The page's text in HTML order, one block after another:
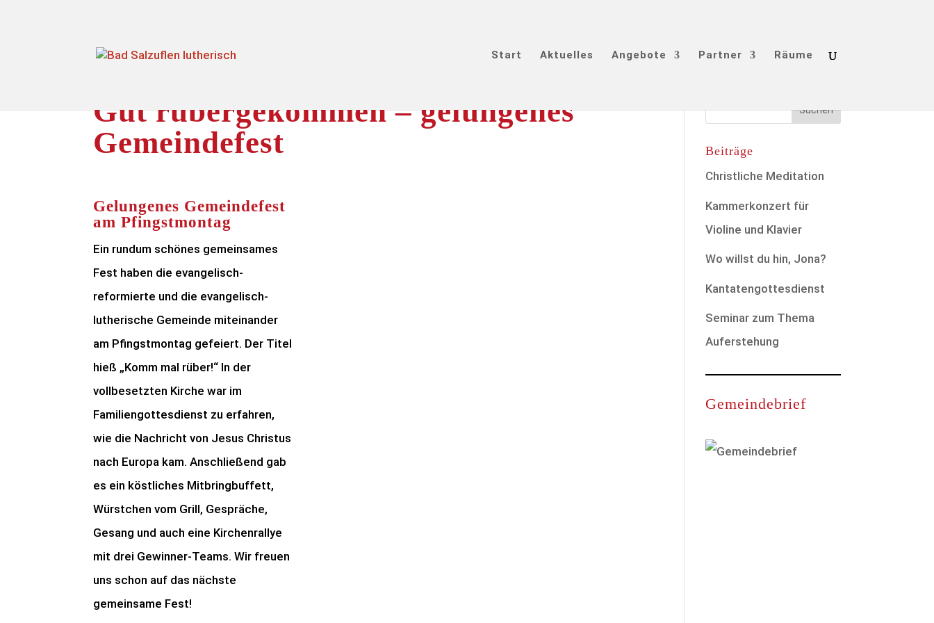
Start Aktuelles Angebote Partner Räume
Gut rübergekommen – gelungenes
Gemeindefest
Gelungenes Gemeindefest
am Pfingstmontag
Ein rundum schönes gemeinsames
Fest haben die evangelisch-
reformierte und die evangelisch-
lutherische Gemeinde miteinander
am Pfingstmontag gefeiert. Der Titel
hieß „Komm mal rüber!“ In der
vollbesetzten Kirche war im
Familiengottesdienst zu erfahren,
wie die Nachricht von Jesus Christus
nach Europa kam. Anschließend gab
es ein köstliches Mitbringbuffett,
Würstchen vom Grill, Gespräche,
Gesang und auch eine Kirchenrallye
mit drei Gewinner-Teams. Wir freuen
uns schon auf das nächste
gemeinsame Fest!
Beiträge
Christliche Meditation
Kammerkonzert für
Violine und Klavier
Wo willst du hin, Jona?
Kantatengottesdienst
Seminar zum Thema
Auferstehung
Gemeindebrief